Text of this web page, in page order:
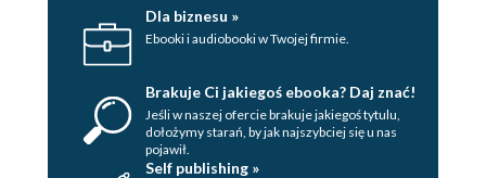
Dla biznesu »
Ebooki i audiobooki w Twojej firmie.
Brakuje Ci jakiegoś ebooka? Daj znać!
Jeśli w naszej ofercie brakuje jakiegoś tytulu,
dołożymy starań, by jak najszybciej się u nas
pojawił.
Self publishing »